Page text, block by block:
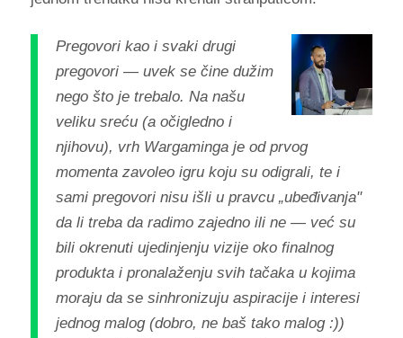
Pregovori kao i svaki drugi
pregovori — uvek se čine dužim
nego što je trebalo. Na našu
veliku sreću (a očigledno i
njihovu), vrh Wargaminga je od prvog
momenta zavoleo igru koju su odigrali, te i
sami pregovori nisu išli u pravcu „ubeđivanja"
da li treba da radimo zajedno ili ne — već su
bili okrenuti ujedinjenju vizije oko finalnog
produkta i pronalaženju svih tačaka u kojima
moraju da se sinhronizuju aspiracije i interesi
jednog malog (dobro, ne baš tako malog :))